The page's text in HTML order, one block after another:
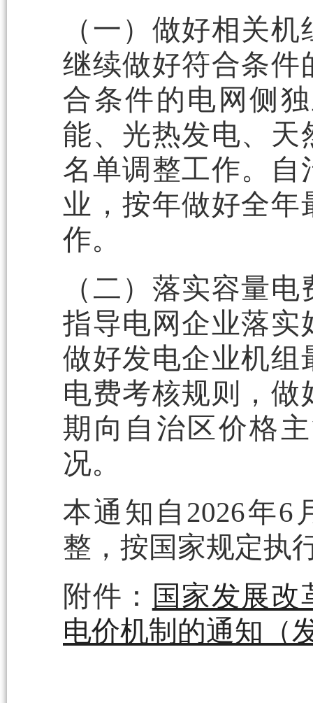
（一）做好相关
继续做好符合条件
合条件的电网侧
能、光热发电、天
名单调整工作。自
业，按年做好全年
作。
（二）落实容量
指导电网企业落实
做好发电企业机组
电费考核规则，
期向自治区价格
况。
本通知自2026年6
整，按国家规定执
附件： 国家发展
电价机制的通知（